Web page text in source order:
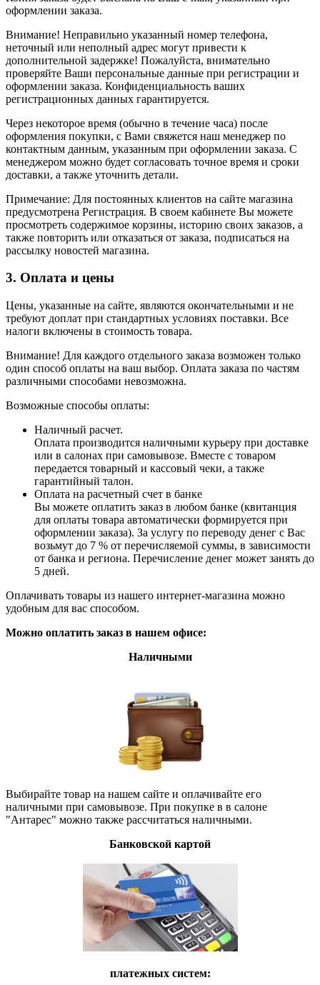
оформлении заказа.
Внимание! Неправильно указанный номер телефона,
неточный или неполный адрес могут привести к
дополнительной задержке! Пожалуйста, внимательно
проверяйте Ваши персональные данные при регистрации и
оформлении заказа. Конфиденциальность ваших
регистрационных данных гарантируется.
Через некоторое время (обычно в течение часа) после
оформления покупки, с Вами свяжется наш менеджер по
контактным данным, указанным при оформлении заказа. С
менеджером можно будет согласовать точное время и сроки
доставки, а также уточнить детали.
Примечание: Для постоянных клиентов на сайте магазина
предусмотрена Регистрация. В своем кабинете Вы можете
просмотреть содержимое корзины, историю своих заказов, а
также повторить или отказаться от заказа, подписаться на
рассылку новостей магазина.
3. Оплата и цены
Цены, указанные на сайте, являются окончательными и не
требуют доплат при стандартных условиях поставки. Все
налоги включены в стоимость товара.
Внимание! Для каждого отдельного заказа возможен только
один способ оплаты на ваш выбор. Оплата заказа по частям
различными способами невозможна.
Возможные способы оплаты:
Наличный расчет.
Оплата производится наличными курьеру при доставке
или в салонах при самовывозе. Вместе с товаром
передается товарный и кассовый чеки, а также
гарантийный талон.
Оплата на расчетный счет в банке
Вы можете оплатить заказ в любом банке (квитанция
для оплаты товара автоматически формируется при
оформлении заказа). За услугу по переводу денег с Вас
возьмут до 7 % от перечисляемой суммы, в зависимости
от банка и региона. Перечисление денег может занять до
5 дней.
Оплачивать товары из нашего интернет-магазина можно
удобным для вас способом.
Можно оплатить заказ в нашем офисе:
Наличными
Выбирайте товар на нашем сайте и оплачивайте его
наличными при самовывозе. При покупке в в салоне
"Антарес" можно также рассчитаться наличными.
Банковской картой
платежных систем: